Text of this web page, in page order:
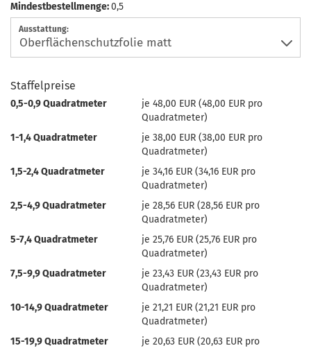
Mindestbestellmenge:0,5
Ausstattung:
Staffelpreise
0,5-0,9 Quadratmeter
je 48,00 EUR (48,00 EUR pro
Quadratmeter)
1-1,4 Quadratmeter
je 38,00 EUR (38,00 EUR pro
Quadratmeter)
1,5-2,4 Quadratmeter
je 34,16 EUR (34,16 EUR pro
Quadratmeter)
2,5-4,9 Quadratmeter
je 28,56 EUR (28,56 EUR pro
Quadratmeter)
5-7,4 Quadratmeter
je 25,76 EUR (25,76 EUR pro
Quadratmeter)
7,5-9,9 Quadratmeter
je 23,43 EUR (23,43 EUR pro
Quadratmeter)
10-14,9 Quadratmeter
je 21,21 EUR (21,21 EUR pro
Quadratmeter)
15-19,9 Quadratmeter
je 20,63 EUR (20,63 EUR pro